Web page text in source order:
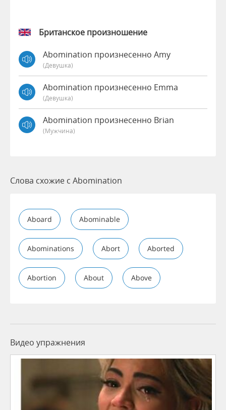
Британское произношение
Abomination произнесенно Amy
(девушка)
Abomination произнесенно Emma
(девушка)
Abomination произнесенно Brian
(мужчина)
Слова схожие с Abomination
Aboard Abominable
Abominations Abort Aborted
Abortion About Above
Видео упражнения